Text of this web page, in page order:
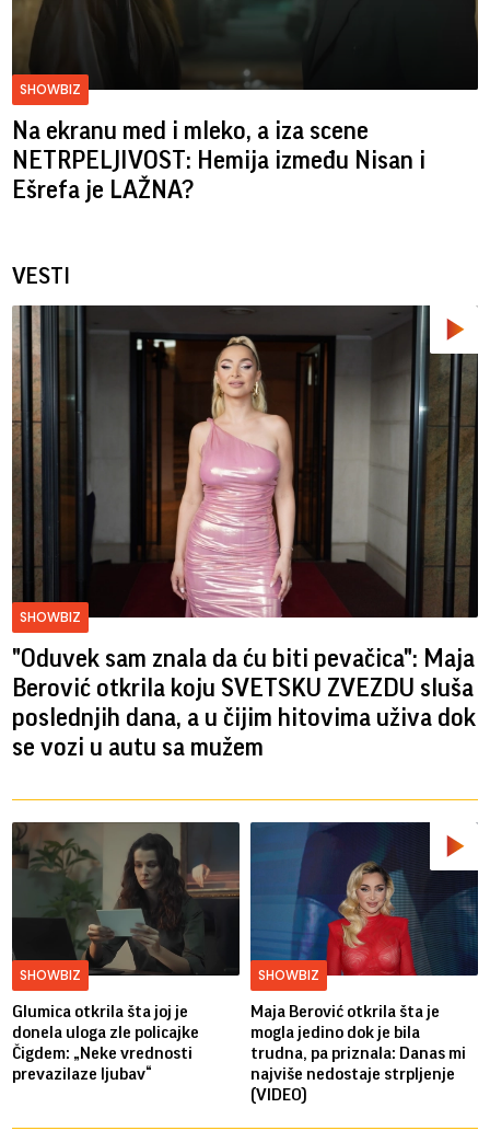
SHOWBIZ
Na ekranu med i mleko, a iza scene
NETRPELJIVOST: Hemija između Nisan i
Ešrefa je LAŽNA?
VESTI
SHOWBIZ
"Oduvek sam znala da ću biti pevačica": Maja
Berović otkrila koju SVETSKU ZVEZDU sluša
poslednjih dana, a u čijim hitovima uživa dok
se vozi u autu sa mužem
SHOWBIZ
Glumica otkrila šta joj je
donela uloga zle policajke
Čigdem: „Neke vrednosti
prevazilaze ljubav“
SHOWBIZ
Maja Berović otkrila šta je
mogla jedino dok je bila
trudna, pa priznala: Danas mi
najviše nedostaje strpljenje
(VIDEO)